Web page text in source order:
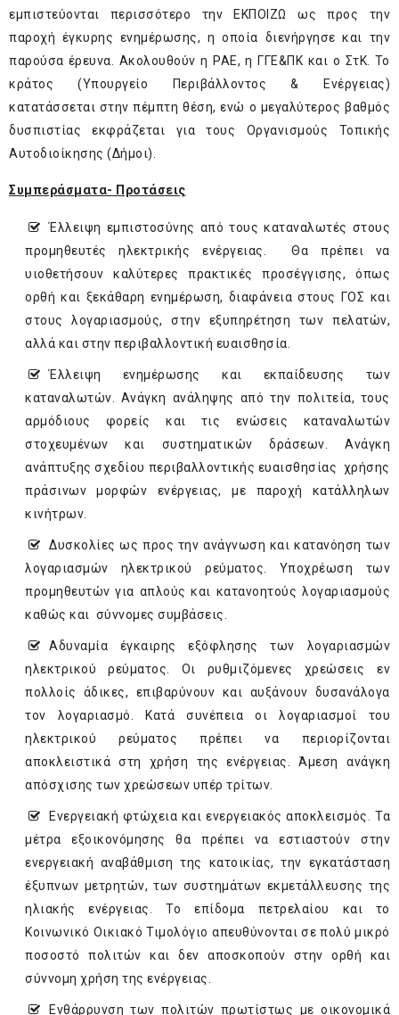
εμπιστεύονται περισσότερο την ΕΚΠΟΙΖΩ ως προς την
παροχή έγκυρης ενημέρωσης, η οποία διενήργησε και την
παρούσα έρευνα. Ακολουθούν η ΡΑΕ, η ΓΓΕ&ΠΚ και ο ΣτΚ. Το
κράτος (Υπουργείο Περιβάλλοντος & Ενέργειας)
κατατάσσεται στην πέμπτη θέση, ενώ ο μεγαλύτερος βαθμός
δυσπιστίας εκφράζεται για τους Οργανισμούς Τοπικής
Αυτοδιοίκησης (Δήμοι).
Συμπεράσματα- Προτάσεις
Έλλειψη εμπιστοσύνης από τους καταναλωτές στους
προμηθευτές ηλεκτρικής ενέργειας. Θα πρέπει να
υιοθετήσουν καλύτερες πρακτικές προσέγγισης, όπως
ορθή και ξεκάθαρη ενημέρωση, διαφάνεια στους ΓΟΣ και
στους λογαριασμούς, στην εξυπηρέτηση των πελατών,
αλλά και στην περιβαλλοντική ευαισθησία.
Έλλειψη ενημέρωσης και εκπαίδευσης των
καταναλωτών. Ανάγκη ανάληψης από την πολιτεία, τους
αρμόδιους φορείς και τις ενώσεις καταναλωτών
στοχευμένων και συστηματικών δράσεων. Ανάγκη
ανάπτυξης σχεδίου περιβαλλοντικής ευαισθησίας χρήσης
πράσινων μορφών ενέργειας, με παροχή κατάλληλων
κινήτρων.
Δυσκολίες ως προς την ανάγνωση και κατανόηση των
λογαριασμών ηλεκτρικού ρεύματος. Υποχρέωση των
προμηθευτών για απλούς και κατανοητούς λογαριασμούς
καθώς και σύννομες συμβάσεις.
Αδυναμία έγκαιρης εξόφλησης των λογαριασμών
ηλεκτρικού ρεύματος. Οι ρυθμιζόμενες χρεώσεις εν
πολλοίς άδικες, επιβαρύνουν και αυξάνουν δυσανάλογα
τον λογαριασμό. Κατά συνέπεια οι λογαριασμοί του
ηλεκτρικού ρεύματος πρέπει να περιορίζονται
αποκλειστικά στη χρήση της ενέργειας. Άμεση ανάγκη
απόσχισης των χρεώσεων υπέρ τρίτων.
Ενεργειακή φτώχεια και ενεργειακός αποκλεισμός. Τα
μέτρα εξοικονόμησης θα πρέπει να εστιαστούν στην
ενεργειακή αναβάθμιση της κατοικίας, την εγκατάσταση
έξυπνων μετρητών, των συστημάτων εκμετάλλευσης της
ηλιακής ενέργειας. Το επίδομα πετρελαίου και το
Κοινωνικό Οικιακό Τιμολόγιο απευθύνονται σε πολύ μικρό
ποσοστό πολιτών και δεν αποσκοπούν στην ορθή και
σύννομη χρήση της ενέργειας.
Ενθάρρυνση των πολιτών πρωτίστως με οικονομικά